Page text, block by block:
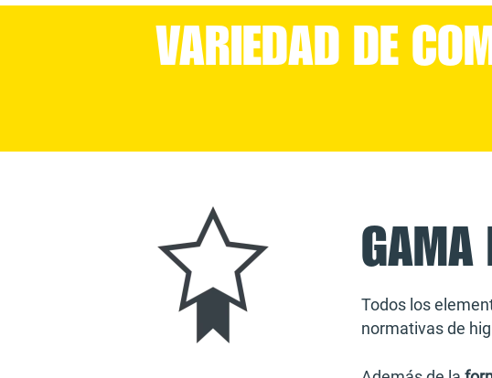
VARIEDAD DE
GAMA
Todos los
normativas de